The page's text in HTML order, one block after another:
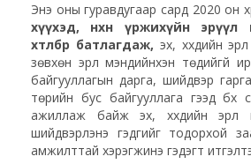
Энэ оны гуравдугаар сард 2020 он
хүүхэд, нөхөн үржихүйн
хөтөлбөр батлагдаж, эх, хүүхдийн
зөвхөн эрүүл мэндийнхэн төдийгүй
байгууллагын дарга, шийдвэр
төрийн бус байгууллага гээд бүх
ажиллаж байж эх, хүүхдийн эрүүл
шийдвэрлэнэ гэдгийг тодорхой
амжилттай хэрэгжинэ гэдэгт